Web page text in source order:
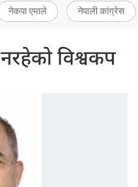
नेकपा एमाले नेपाली कांग्रेस
विश्वकप